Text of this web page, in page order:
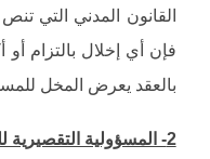
القانون المدني التي
فإن أي إخلال بالتزام
بالعقد يعرض المخل
2- المسؤولية التقصيرية للمهندس :